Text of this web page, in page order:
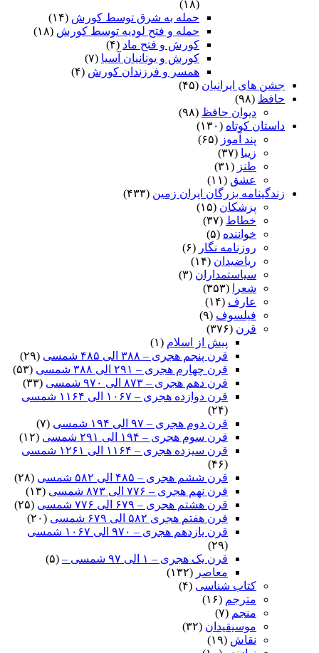
(۱۸)
حمله به شرق توسط کورش (۱۴)
حمله و فتح لودیه توسط کورش (۱۸)
کورش و فتح ماد (۴)
کورش و یونانیان آسیا (۷)
همسر و فرزندان کورش (۴)
جشن های ایرانیان (۴۵)
حافظ (۹۸)
دیوان حافظ (۹۸)
داستان کوتاه (۱۳۰)
پند آموز (۶۵)
زیبا (۳۷)
طنز (۳۱)
عشق (۱۱)
زندگینامه بزرگان ایران زمین (۴۳۳)
پزشکان (۱۵)
خطاط (۳۷)
خواننده (۵)
روزنامه نگار (۶)
ریاضیدان (۱۴)
سیاستمداران (۳)
شعرا
(۳۵۳)
عارف (۱۴)
فیلسوف (۹)
قرن (۳۷۶)
پیش از اسلام (۱)
قرن پنجم هجری – ۳۸۸ الی ۴۸۵ شمسی
(۲۹)
قرن چهارم هجری – ۲۹۱ الی ۳۸۸ شمسی
(۵۳)
قرن دهم هجری – ۸۷۳ الی ۹۷۰ شمسی
(۳۳)
قرن دوازده هجری – ۱۰۶۷ الی ۱۱۶۴ شمسی
(۲۴)
قرن دوم هجری – ۹۷ الی ۱۹۴ شمسی
(۷)
قرن سوم هجری – ۱۹۴ الی ۲۹۱ شمسی
(۱۲)
قرن سیزده هجری – ۱۱۶۴ الی ۱۲۶۱ شمسی
(۴۶)
قرن ششم هجری – ۴۸۵ الی ۵۸۲ شمسی
(۲۸)
قرن نهم هجری – ۷۷۶ الی ۸۷۳ شمسی
(۱۳)
قرن هشتم هجری – ۶۷۹ الی ۷۷۶ شمسی
(۲۵)
قرن هفتم هجری ۵۸۲ الی ۶۷۹ شمسی
(۲۰)
قرن یازدهم هجری – ۹۷۰ الی ۱۰۶۷ شمسی
(۲۹)
قرن یک هجری – ۱ الی ۹۷ شمسی –
(۵)
معاصر (۱۳۲)
کتاب شناسی (۴)
مترجم (۱۶)
منجم (۷)
موسیقیدان (۳۲)
نقاش (۱۹)